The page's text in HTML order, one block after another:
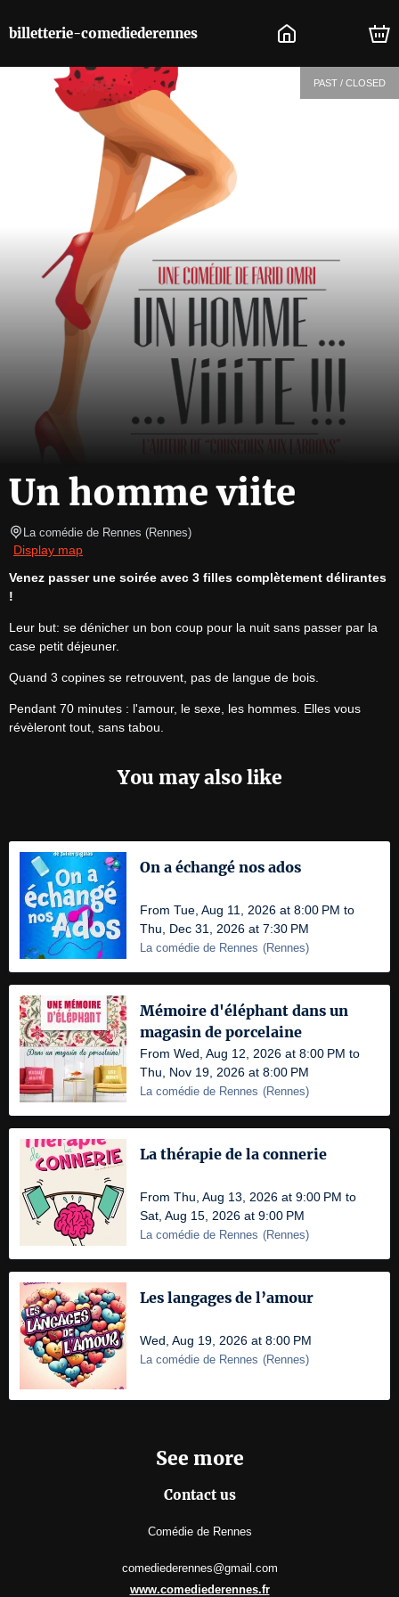
billetterie-comediederennes
PAST / CLOSED
Un homme viite
La comédie de Rennes (Rennes)
Display map
Venez passer une soirée avec 3 filles complètement délirantes
!
Leur but: se dénicher un bon coup pour la nuit sans passer par la
case petit déjeuner.
Quand 3 copines se retrouvent, pas de langue de bois.
Pendant 70 minutes : l'amour, le sexe, les hommes. Elles vous
révèleront tout, sans tabou.
You may also like
On a échangé nos ados
From Tue, Aug 11, 2026 at 8:00 PM to
Thu, Dec 31, 2026 at 7:30 PM
La comédie de Rennes (Rennes)
Mémoire d'éléphant dans un
magasin de porcelaine
From Wed, Aug 12, 2026 at 8:00 PM to
Thu, Nov 19, 2026 at 8:00 PM
La comédie de Rennes (Rennes)
La thérapie de la connerie
From Thu, Aug 13, 2026 at 9:00 PM to
Sat, Aug 15, 2026 at 9:00 PM
La comédie de Rennes (Rennes)
Les langages de l’amour
Wed, Aug 19, 2026 at 8:00 PM
La comédie de Rennes (Rennes)
See more
Contact us
Comédie de Rennes
comediederennes@gmail.com
www.comediederennes.fr